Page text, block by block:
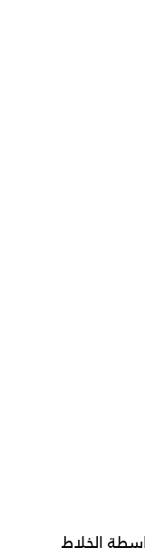
الخلاط